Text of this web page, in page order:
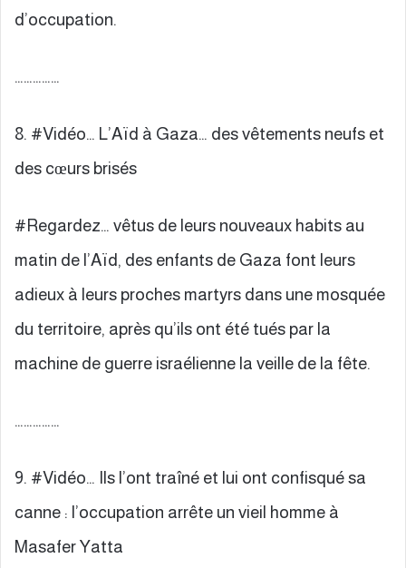
d’occupation.
……………
8. #Vidéo… L’Aïd à Gaza… des vêtements neufs et
des cœurs brisés
#Regardez… vêtus de leurs nouveaux habits au
matin de l’Aïd, des enfants de Gaza font leurs
adieux à leurs proches martyrs dans une mosquée
du territoire, après qu’ils ont été tués par la
machine de guerre israélienne la veille de la fête.
……………
9. #Vidéo… Ils l’ont traîné et lui ont confisqué sa
canne : l’occupation arrête un vieil homme à
Masafer Yatta